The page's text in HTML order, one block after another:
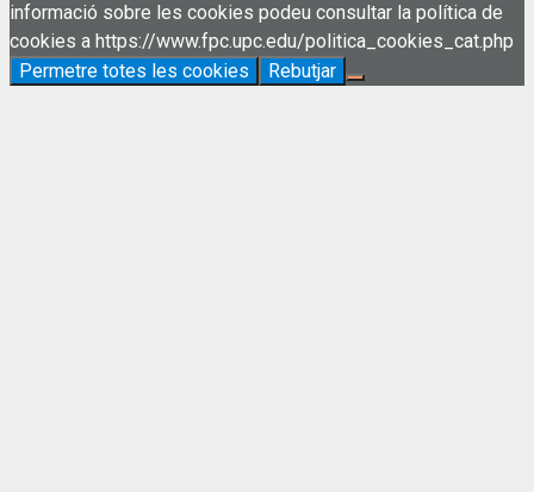
informació sobre les cookies podeu consultar la política de
cookies a https://www.fpc.upc.edu/politica_cookies_cat.php
Permetre totes les cookies
Rebutjar